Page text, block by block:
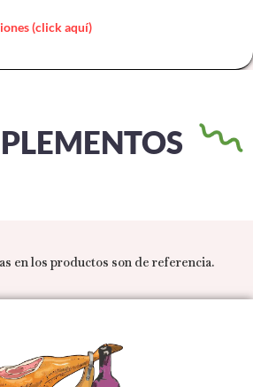
(click aquí)
en los productos son de referencia.